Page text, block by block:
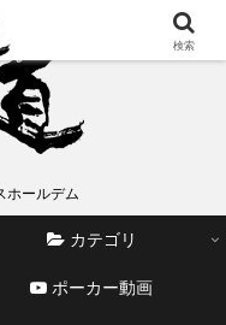
ホールデム
カテゴリ
ポーカー動画
検索